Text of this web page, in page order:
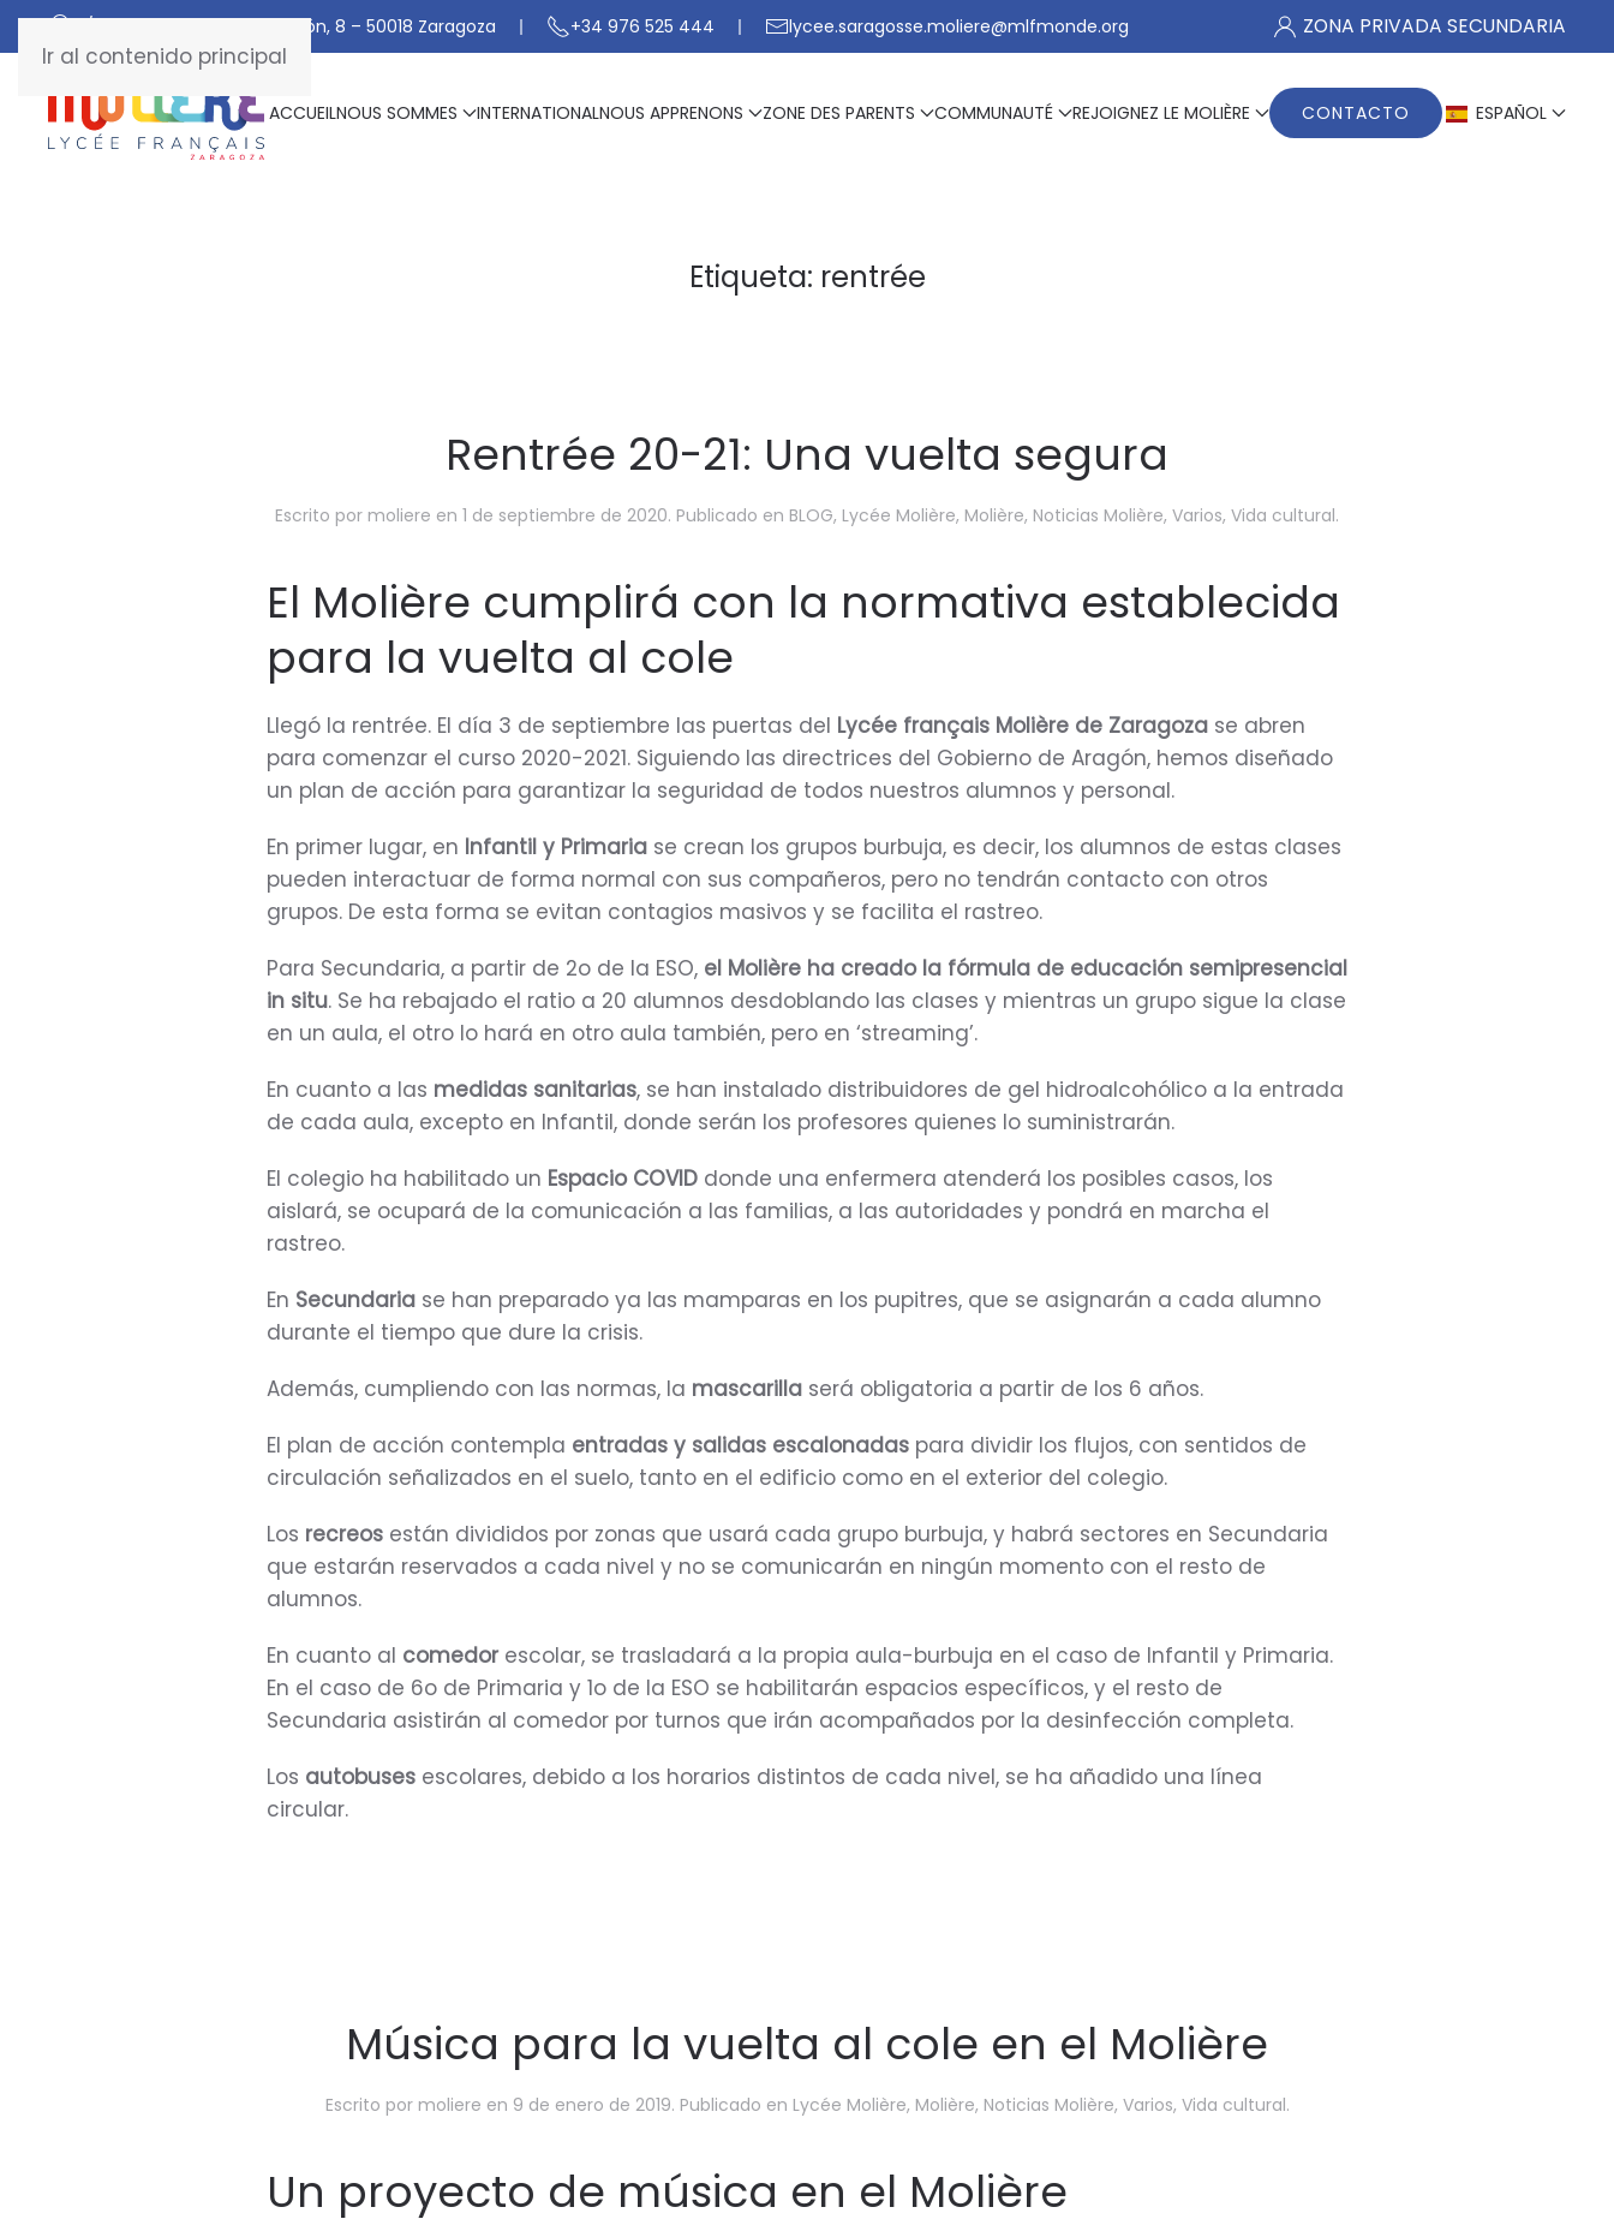
Ir al contenido principal
C/ De Manuel Marraco Ramón, 8 – 50018 Zaragoza +34 976 525 444 lycee.saragosse.moliere@mlfmonde.org ZONA PRIVADA SECUNDARIA
ACCUEILNOUS SOMMES INTERNATIONALNOUS APPRENONS ZONE DES PARENTS COMMUNAUTÉ REJOIGNEZ LE MOLIÈRE CONTACTO ESPAÑOL
Etiqueta: rentrée
Rentrée 20-21: Una vuelta segura
Escrito por moliere en 1 de septiembre de 2020. Publicado en BLOG, Lycée Molière, Molière, Noticias Molière, Varios, Vida cultural.
El Molière cumplirá con la normativa establecida
para la vuelta al cole
Llegó la rentrée. El día 3 de septiembre las puertas del Lycée français Molière de Zaragoza se abren
para comenzar el curso 2020-2021. Siguiendo las directrices del Gobierno de Aragón, hemos diseñado
un plan de acción para garantizar la seguridad de todos nuestros alumnos y personal.
En primer lugar, en Infantil y Primaria se crean los grupos burbuja, es decir, los alumnos de estas clases
pueden interactuar de forma normal con sus compañeros, pero no tendrán contacto con otros
grupos. De esta forma se evitan contagios masivos y se facilita el rastreo.
Para Secundaria, a partir de 2o de la ESO, el Molière ha creado la fórmula de educación semipresencial
in situ. Se ha rebajado el ratio a 20 alumnos desdoblando las clases y mientras un grupo sigue la clase
en un aula, el otro lo hará en otro aula también, pero en ‘streaming’.
En cuanto a las medidas sanitarias, se han instalado distribuidores de gel hidroalcohólico a la entrada
de cada aula, excepto en Infantil, donde serán los profesores quienes lo suministrarán.
El colegio ha habilitado un Espacio COVID donde una enfermera atenderá los posibles casos, los
aislará, se ocupará de la comunicación a las familias, a las autoridades y pondrá en marcha el
rastreo.
En Secundaria se han preparado ya las mamparas en los pupitres, que se asignarán a cada alumno
durante el tiempo que dure la crisis.
Además, cumpliendo con las normas, la mascarilla será obligatoria a partir de los 6 años.
El plan de acción contempla entradas y salidas escalonadas para dividir los flujos, con sentidos de
circulación señalizados en el suelo, tanto en el edificio como en el exterior del colegio.
Los recreos están divididos por zonas que usará cada grupo burbuja, y habrá sectores en Secundaria
que estarán reservados a cada nivel y no se comunicarán en ningún momento con el resto de
alumnos.
En cuanto al comedorescolar, se trasladará a la propia aula-burbuja en el caso de Infantil y Primaria.
En el caso de 6o de Primaria y 1o de la ESO se habilitarán espacios específicos, y el resto de
Secundaria asistirán al comedor por turnos que irán acompañados por la desinfección completa.
Los autobuses escolares, debido a los horarios distintos de cada nivel, se ha añadido una línea
circular.
Música para la vuelta al cole en el Molière
Escrito por moliere en 9 de enero de 2019. Publicado en Lycée Molière, Molière, Noticias Molière, Varios, Vida cultural.
Un proyecto de música en el Molière